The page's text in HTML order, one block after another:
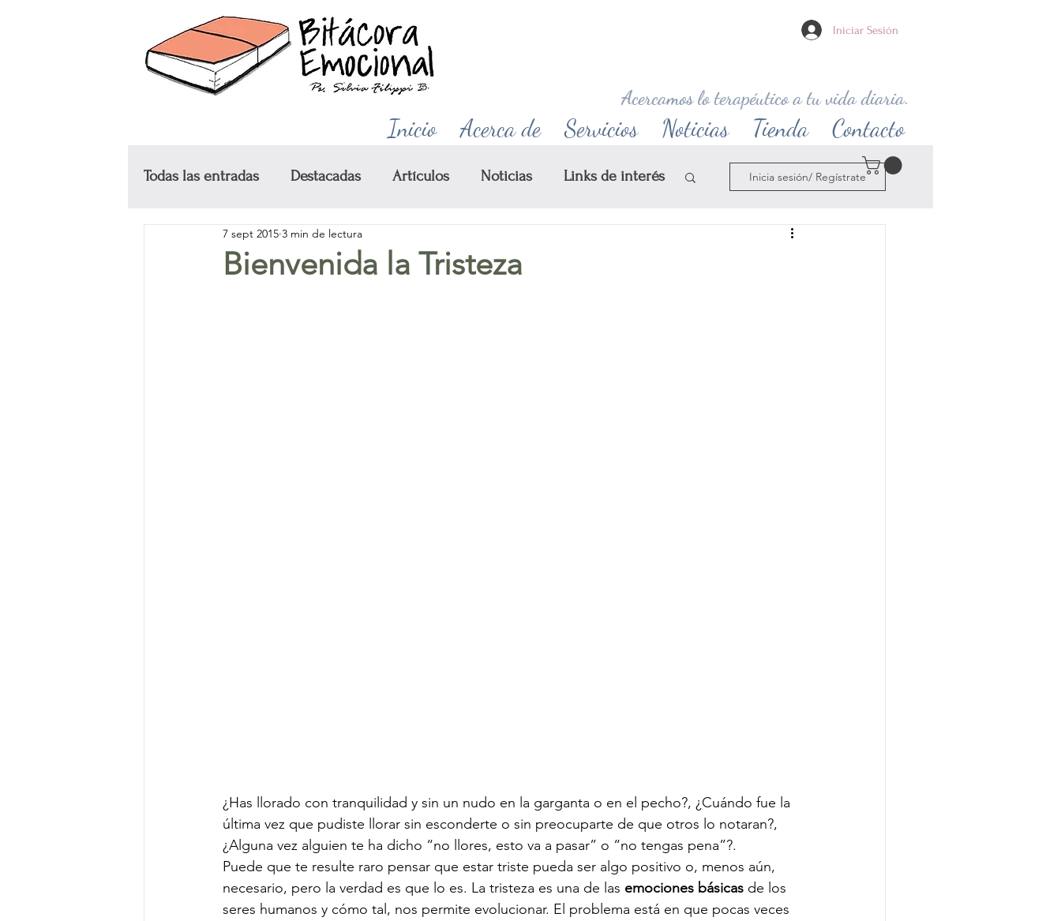
Iniciar Sesión
Acercamos lo terapéutico a tu vida diaria.
Inicio Acerca de Servicios Noticias Tienda Contacto
Todas las entradas Destacadas Artículos Noticias Links de interés
Testimonios Cursos y talleres
Inicia sesión/ Regístrate
Bienvenida la Tristeza
7 sept 2015 3 min de lectura
¿Has llorado con tranquilidad y sin un nudo en la garganta o en el pecho?, ¿Cuándo fue la
última vez que pudiste llorar sin esconderte o sin preocuparte de que otros lo notaran?,
¿Alguna vez alguien te ha dicho “no llores, esto va a pasar” o “no tengas pena”?.
Puede que te resulte raro pensar que estar triste pueda ser algo positivo o, menos aún,
necesario, pero la verdad es que lo es. La tristeza es una de las emociones básicas de los
seres humanos y cómo tal, nos permite evolucionar. El problema está en que pocas veces